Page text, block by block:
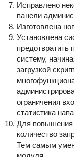
Исправлено
панели
Изготовлена
Установлена
предотвратить
систему,
загрузкой
ограничения
статистика
Для повышения
количество
Тем самым